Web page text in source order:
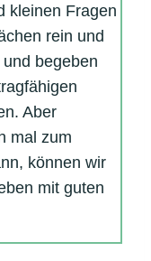
kleinen Fragen
rein und
begeben
Aber
mal zum
können wir
mit guten